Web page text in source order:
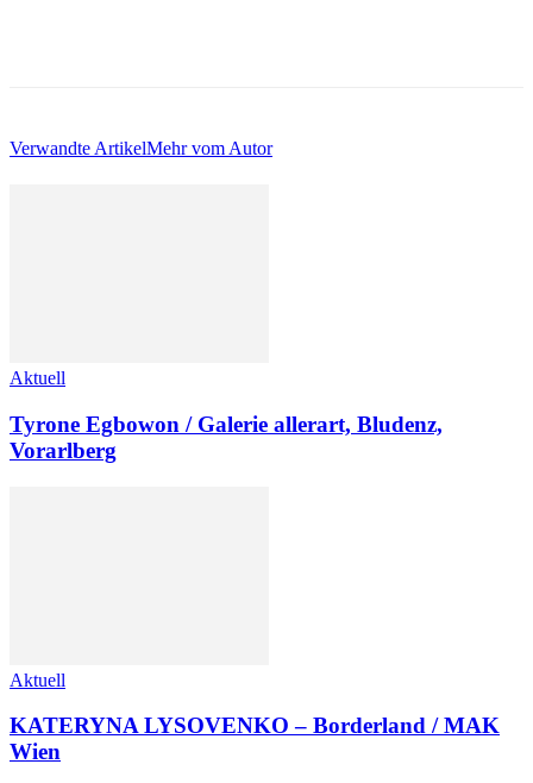
Verwandte ArtikelMehr vom Autor
Aktuell
Tyrone Egbowon / Galerie allerart, Bludenz,
Vorarlberg
Aktuell
KATERYNA LYSOVENKO – Borderland / MAK
Wien